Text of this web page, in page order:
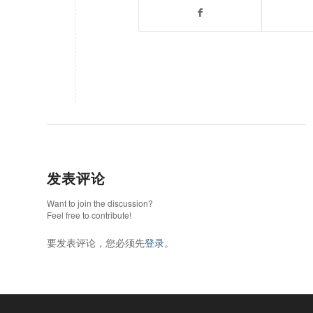
发表评论
Want to join the discussion?
Feel free to contribute!
要发表评论，您必须先登录。